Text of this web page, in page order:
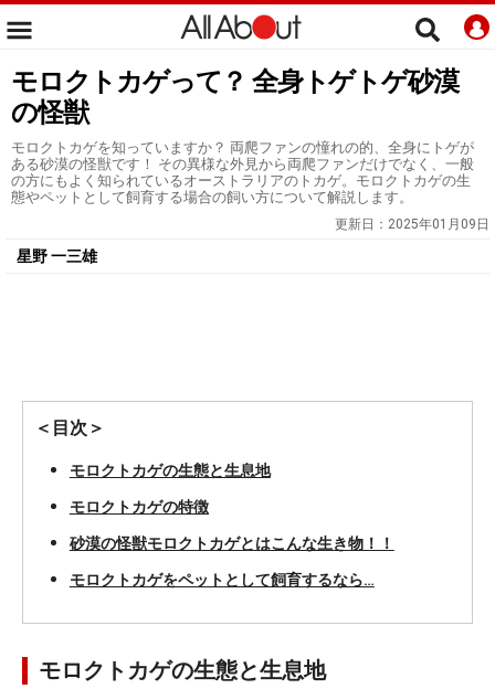
モロクトカゲって？ 全身トゲトゲ砂漠
の怪獣
モロクトカゲを知っていますか？ 両爬ファンの憧れの的、全身にトゲが
ある砂漠の怪獣です！ その異様な外見から両爬ファンだけでなく、一般
の方にもよく知られているオーストラリアのトカゲ。モロクトカゲの生
態やペットとして飼育する場合の飼い方について解説します。
更新日： 2025年01月09日
星野 一三雄
＜目次＞
モロクトカゲの生態と生息地
モロクトカゲの特徴
砂漠の怪獣モロクトカゲとはこんな生き物！！
モロクトカゲをペットとして飼育するなら…
モロクトカゲの生態と生息地